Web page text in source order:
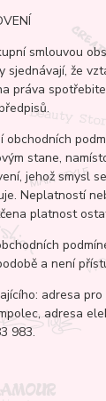
smlouvou
sjednávají, že
práva
obchodních
stane,
jehož smysl
Neplatností
platnost
a není
adresa
adresa
983.